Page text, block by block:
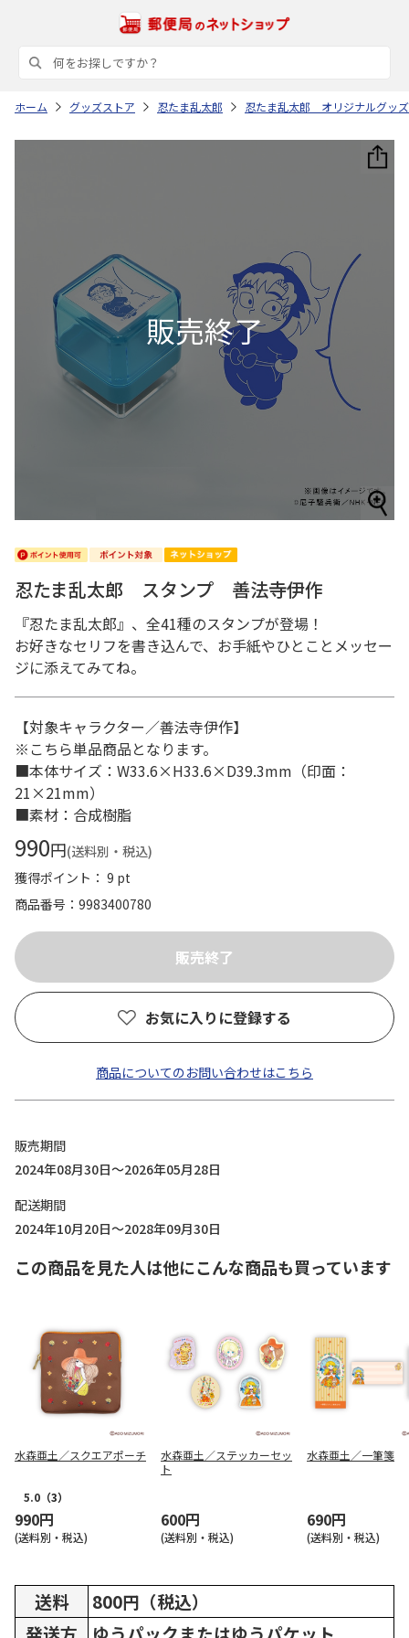
ホーム グッズストア 忍たま乱太郎 忍たま乱太郎 オリジナルグッズ
忍たま乱太郎 スタンプ 善法寺伊作
『忍たま乱太郎』、全41種のスタンプが登場！
お好きなセリフを書き込んで、お手紙やひとことメッセー
ジに添えてみてね。
【対象キャラクター／善法寺伊作】
※こちら単品商品となります。
■本体サイズ：W33.6×H33.6×D39.3mm（印面：
21×21mm）
■素材：合成樹脂
990円(送料別・税込)
獲得ポイント： 9 pt
商品番号
9983400780
お気に入りに登録する
商品についてのお問い合わせはこちら
販売期間
2024年08月30日～2026年05月28日
配送期間
2024年10月20日～2028年09月30日
この商品を見た人は他にこんな商品も買っています
水森亜土／スクエアポーチ
5.0 （3）
990円
(送料別・税込)
水森亜土／ステッカーセッ
ト
600円
(送料別・税込)
水森亜土／一筆箋
690円
(送料別・税込)
送料
800円（税込）
発送方
ゆうパックまたはゆうパケット